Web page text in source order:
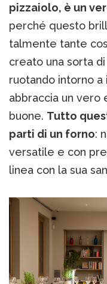
pizzaiolo, è un
perché questo
talmente tante
creato una sorta di
ruotando intorno
abbraccia un vero
buone. Tutto
parti di un forno:
versatile e con
linea con la sua